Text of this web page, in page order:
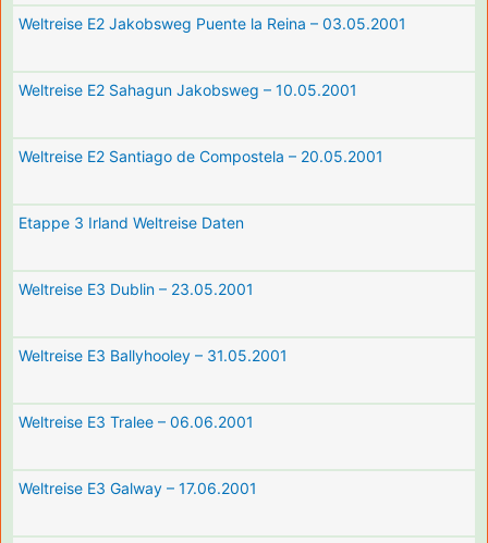
Weltreise E2 Jakobsweg Puente la Reina – 03.05.2001
Weltreise E2 Sahagun Jakobsweg – 10.05.2001
Weltreise E2 Santiago de Compostela – 20.05.2001
Etappe 3 Irland Weltreise Daten
Weltreise E3 Dublin – 23.05.2001
Weltreise E3 Ballyhooley – 31.05.2001
Weltreise E3 Tralee – 06.06.2001
Weltreise E3 Galway – 17.06.2001